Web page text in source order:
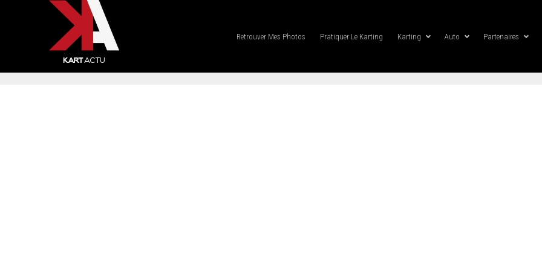
Retrouver Mes Photos Pratiquer Le Karting Karting Auto Partenaires